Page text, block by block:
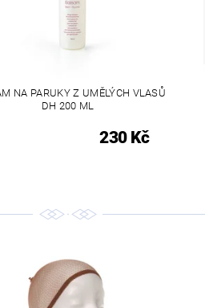
NA PARUKY Z UMĚLÝCH VLASŮ
DH 200 ML
230 Kč